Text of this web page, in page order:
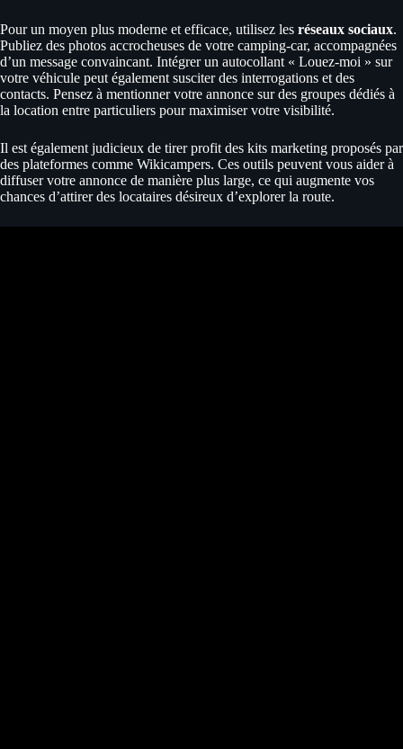
Pour un moyen plus moderne et efficace, utilisez les réseaux sociaux.
Publiez des photos accrocheuses de votre camping-car, accompagnées
d’un message convaincant. Intégrer un autocollant « Louez-moi » sur
votre véhicule peut également susciter des interrogations et des
contacts. Pensez à mentionner votre annonce sur des groupes dédiés à
la location entre particuliers pour maximiser votre visibilité.
Il est également judicieux de tirer profit des kits marketing proposés par
des plateformes comme Wikicampers. Ces outils peuvent vous aider à
diffuser votre annonce de manière plus large, ce qui augmente vos
chances d’attirer des locataires désireux d’explorer la route.